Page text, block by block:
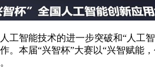
智能技术的进一步突破和“人工
本届“兴智杯”大赛以“兴智赋能